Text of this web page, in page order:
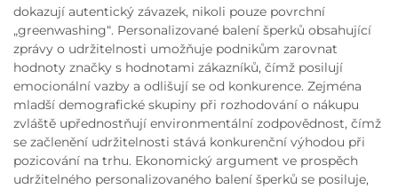
dokazují autentický závazek, nikoli pouze povrchní
„greenwashing“. Personalizované balení šperků obsahující
zprávy o udržitelnosti umožňuje podnikům zarovnat
hodnoty značky s hodnotami zákazníků, čímž posilují
emocionální vazby a odlišují se od konkurence. Zejména
mladší demografické skupiny při rozhodování o nákupu
zvláště upřednostňují environmentální zodpovědnost, čímž
se začlenění udržitelnosti stává konkurenční výhodou při
pozicování na trhu. Ekonomický argument ve prospěch
udržitelného personalizovaného balení šperků se posiluje,